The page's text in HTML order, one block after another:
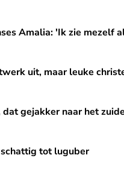
mezelf al gapen tijdens
Amalia: 'Ik zie mezelf
christelijke mannen
uit, maar leuke
het zuiden'
gejakker naar het
tot luguber